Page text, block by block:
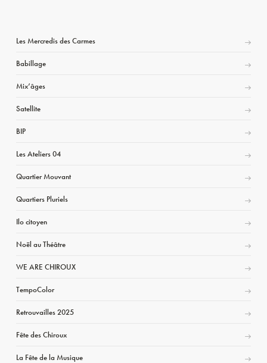
Les Mercredis des Carmes
Babillage
Mix’âges
Satellite
BIP
Les Ateliers 04
Quartier Mouvant
Quartiers Pluriels
Ilo citoyen
Noël au Théâtre
WE ARE CHIROUX
TempoColor
Retrouvailles 2025
Fête des Chiroux
La Fête de la Musique